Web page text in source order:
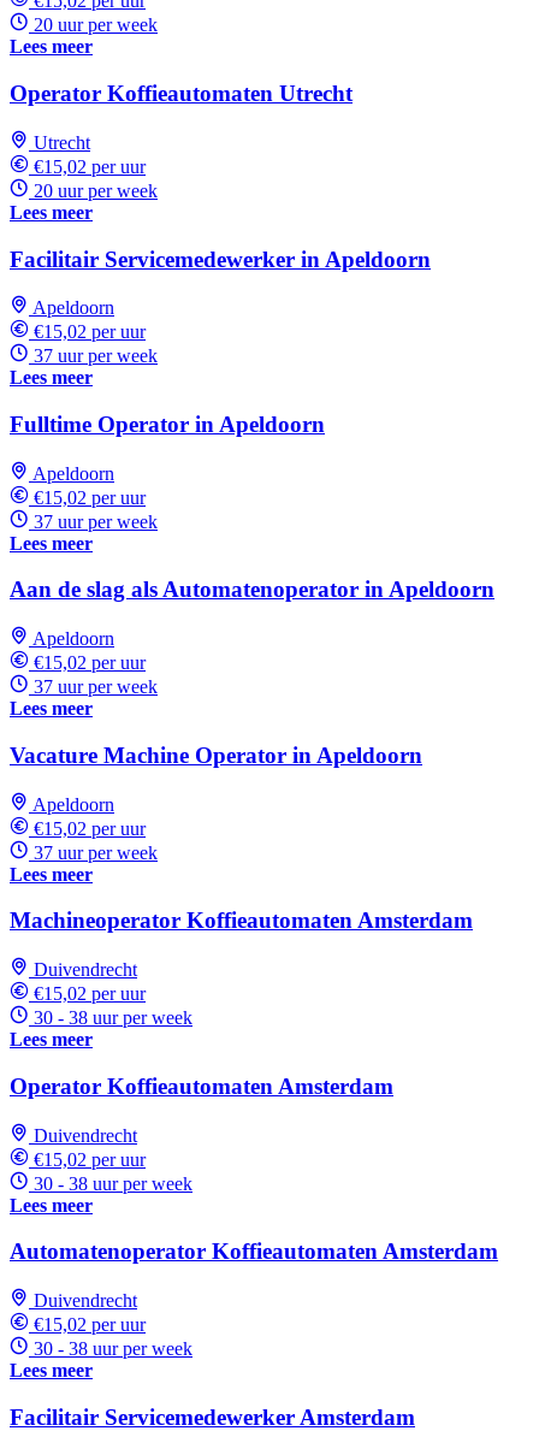
20 uur per week
Lees meer
Operator Koffieautomaten Utrecht
Utrecht
€15,02 per uur
20 uur per week
Lees meer
Facilitair Servicemedewerker in Apeldoorn
Apeldoorn
€15,02 per uur
37 uur per week
Lees meer
Fulltime Operator in Apeldoorn
Apeldoorn
€15,02 per uur
37 uur per week
Lees meer
Aan de slag als Automatenoperator in Apeldoorn
Apeldoorn
€15,02 per uur
37 uur per week
Lees meer
Vacature Machine Operator in Apeldoorn
Apeldoorn
€15,02 per uur
37 uur per week
Lees meer
Machineoperator Koffieautomaten Amsterdam
Duivendrecht
€15,02 per uur
30 - 38 uur per week
Lees meer
Operator Koffieautomaten Amsterdam
Duivendrecht
€15,02 per uur
30 - 38 uur per week
Lees meer
Automatenoperator Koffieautomaten Amsterdam
Duivendrecht
€15,02 per uur
30 - 38 uur per week
Lees meer
Facilitair Servicemedewerker Amsterdam